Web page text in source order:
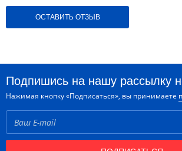
ОСТАВИТЬ ОТЗЫВ
Подпишись на нашу рассылку
Нажимая кнопку «Подписаться», вы принимаете